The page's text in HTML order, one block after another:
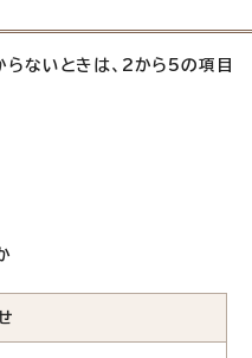
らないときは、2から5の項目